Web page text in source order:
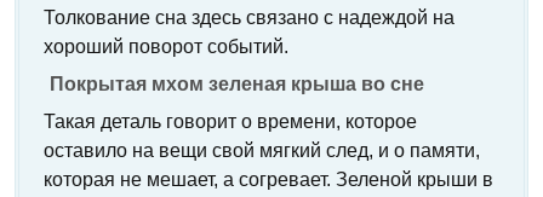
Толкование сна здесь связано с надеждой на
хороший поворот событий.
Покрытая мхом зеленая крыша во сне
Такая деталь говорит о времени, которое
оставило на вещи свой мягкий след, и о памяти,
которая не мешает, а согревает. Зеленой крыши в